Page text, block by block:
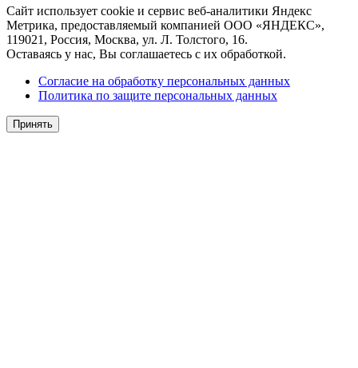
Сайт использует cookie и сервис веб-аналитики Яндекс
Метрика, предоставляемый компанией ООО «ЯНДЕКС»,
119021, Россия, Москва, ул. Л. Толстого, 16.
Оставаясь у нас, Вы соглашаетесь с их обработкой.
Согласие на обработку персональных данных
Политика по защите персональных данных
Принять